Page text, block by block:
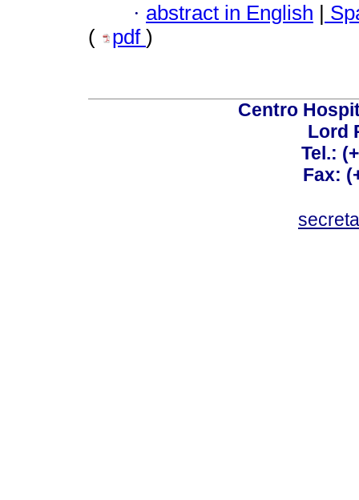
· abstract in English |
(
pdf )
Centro
Lord
Tel.:
Fax: